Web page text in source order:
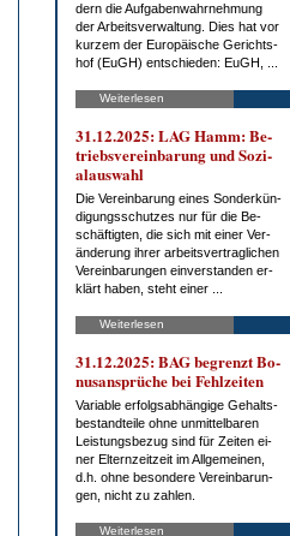
dern die Auf­ga­ben­wahr­neh­mung
der Ar­beits­ver­wal­tung. Dies hat vor
kur­zem der Eu­ro­päi­sche Ge­richts­
hof (EuGH) ent­schie­den: EuGH, ...
Weiterlesen
31.12.2025: LAG Hamm: Be­
triebs­ver­ein­ba­rung und So­zi­
al­aus­wahl
Die Ver­ein­ba­rung ei­nes Son­der­kün­
di­gungs­schut­zes nur für die Be­
schäf­tig­ten, die sich mit ei­ner Ver­
än­de­rung ih­rer ar­beits­ver­trag­li­chen
Ver­ein­ba­run­gen ein­ver­stan­den er­
klärt ha­ben, steht ei­ner ...
Weiterlesen
31.12.2025: BAG be­grenzt Bo­
nus­an­sprü­che bei Fehl­zei­ten
Va­ria­ble er­folgs­ab­hän­gi­ge Ge­halts­
be­stand­tei­le oh­ne un­mit­tel­ba­ren
Leis­tungs­be­zug sind für Zei­ten ei­
ner El­tern­zeit­zeit im All­ge­mei­nen,
d.h. oh­ne be­son­de­re Ver­ein­ba­run­
gen, nicht zu zah­len.
Weiterlesen